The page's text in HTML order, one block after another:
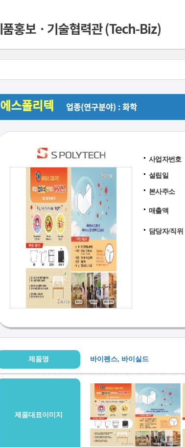
에스폴리텍 업종(연구분야) : 화학
사업자번호
설립일
본사주소
매출액
담당자/직위
제품명 바이펜스, 바이실드
제품대표이미지